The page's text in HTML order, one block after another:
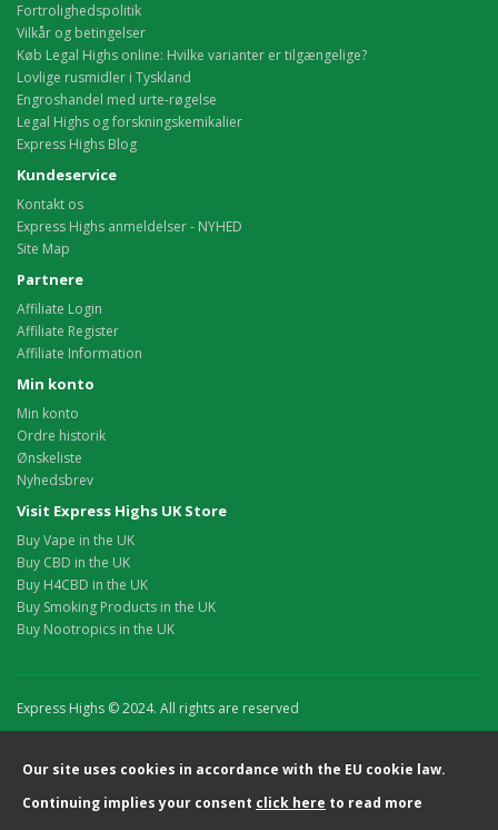
Fortrolighedspolitik
Vilkår og betingelser
Køb Legal Highs online: Hvilke varianter er tilgængelige?
Lovlige rusmidler i Tyskland
Engroshandel med urte-røgelse
Legal Highs og forskningskemikalier
Express Highs Blog
Kundeservice
Kontakt os
Express Highs anmeldelser - NYHED
Site Map
Partnere
Affiliate Login
Affiliate Register
Affiliate Information
Min konto
Min konto
Ordre historik
Ønskeliste
Nyhedsbrev
Visit Express Highs UK Store
Buy Vape in the UK
Buy CBD in the UK
Buy H4CBD in the UK
Buy Smoking Products in the UK
Buy Nootropics in the UK
Express Highs © 2024. All rights are reserved
Our site uses cookies in accordance with the EU cookie law.
Continuing implies your consent click here to read more